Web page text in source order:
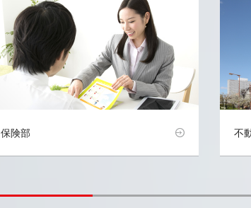
保険部 不